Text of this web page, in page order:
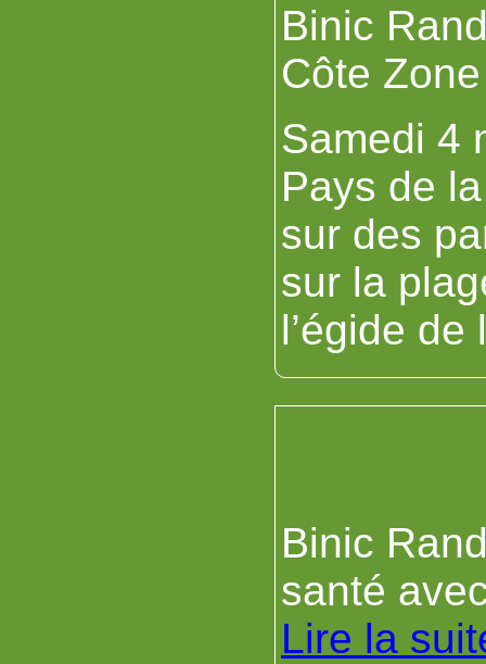
Binic
Côte
Samedi 4
Pays de
sur des
sur la
l’égide
Binic
santé
Lire la